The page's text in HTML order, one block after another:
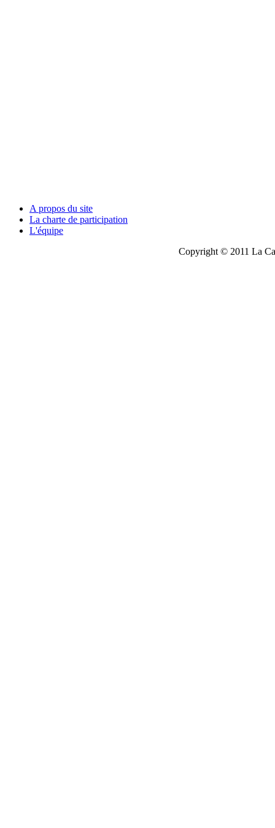
A propos du site
La charte de participation
L'équipe
Copyright © 2011 La